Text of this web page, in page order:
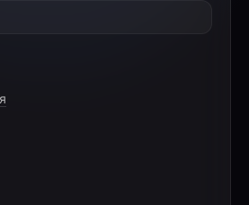
по полям,
к облакам.
ты — главный оплот,